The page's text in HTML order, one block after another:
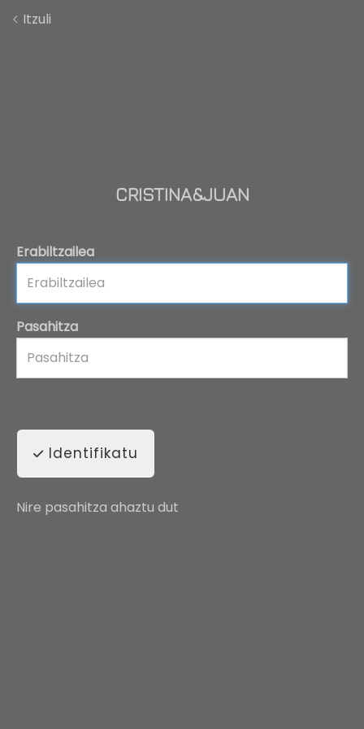
Itzuli
CRISTINA&JUAN
Erabiltzailea
Pasahitza
Identifikatu
Nire pasahitza ahaztu dut